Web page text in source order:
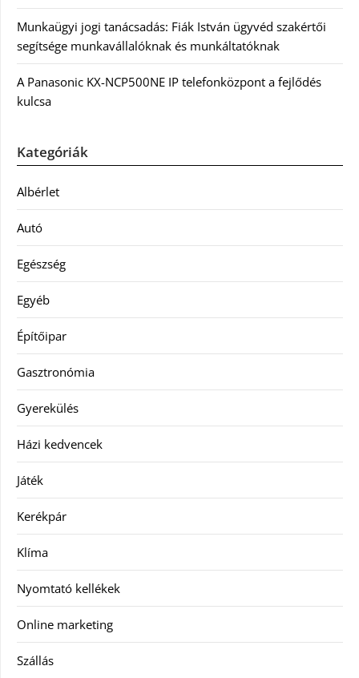
Munkaügyi jogi tanácsadás: Fiák István ügyvéd szakértői
segítsége munkavállalóknak és munkáltatóknak
A Panasonic KX-NCP500NE IP telefonközpont a fejlődés
kulcsa
Kategóriák
Albérlet
Autó
Egészség
Egyéb
Építőipar
Gasztronómia
Gyerekülés
Házi kedvencek
Játék
Kerékpár
Klíma
Nyomtató kellékek
Online marketing
Szállás